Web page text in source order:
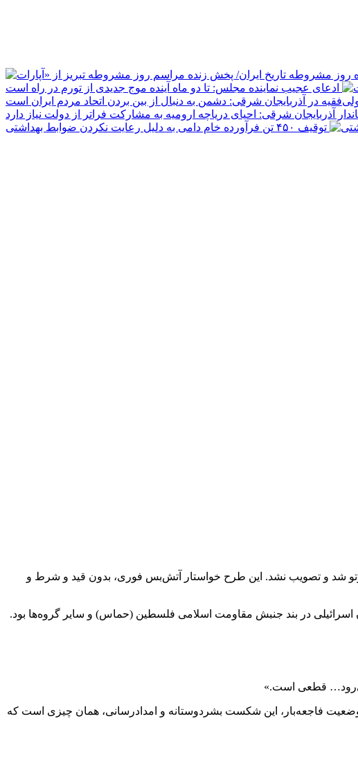
ادعای عجیب نماینده مجلس: تا دو ماه آینده موج جدیدی از تورم در راه است
ولی‌فقیه در آذربایجان شرقی: دشمن به دنبال از بین بردن اتحاد مردم ایران است
آذربایجان شرقی: احیای دریاچه ارومیه به مشارکت فراتر از دولت نیاز دارد
توقیف ۴۵۰ تن فرآورده خام دامی به دلیل رعایت نکردن ضوابط بهداشتی
این طرح خواستار آتش‌بس فوری، بدون قید و شرط و
قطعی است.»
فاجعه‌بار، این شکست بشردوستانه و امدادرسانی، همان چیزی است که